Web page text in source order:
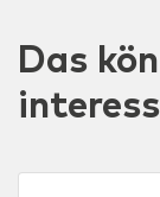
Das